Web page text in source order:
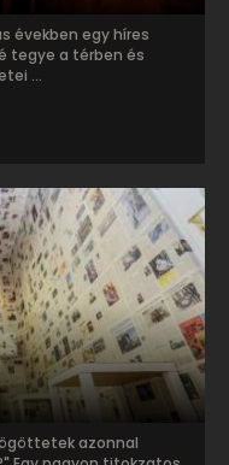
években egy híres
tegye a térben és
...
azonnal